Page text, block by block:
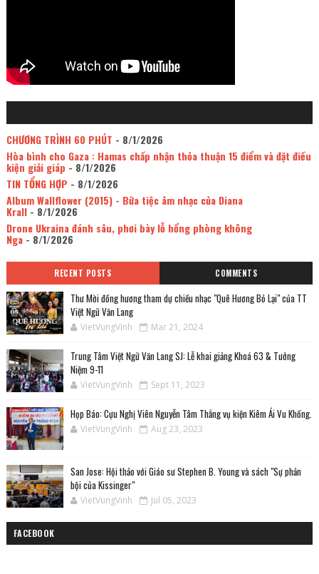
CHƯƠNG TRÌNH 60 PHÚT - 8/1/2026
Hòa bình cho Gaza : Hamas chấp nhận thỏa thuận 15 điểm và đặt điều
kiện giải giáp - 8/1/2026
TIN TỔNG HỢP - 8/1/2026
Album Wallflower (2015) - Bữa tiệc âm nhạc của Diana
Krall- 8/1/2026
Drone Ukraina đánh sâu, phơi bày lỗ hổng phòng không
Nga- 8/1/2026
RECENT POSTS COMMENTS
Thư Mời đồng hương tham dự chiều nhạc "Quê Hương Bỏ Lại" của TT
Việt Ngữ Văn Lang
VietVungVinh Mar 21, 2024
Trung Tâm Việt Ngữ Văn Lang SJ: Lễ khai giảng Khoá 63 & Tưởng
Niệm 9-11
VietVungVinh Sept 11, 2023
Họp Báo: Cựu Nghị Viên Nguyễn Tâm Thắng vụ kiện Kiêm Ái Vu Khống.
VietVungVinh Aug 23, 2023
San Jose: Hội thảo với Giáo sư Stephen B. Young và sách "Sự phản
bội của Kissinger"
VietVungVinh Jul 05, 2023
FACEBOOK